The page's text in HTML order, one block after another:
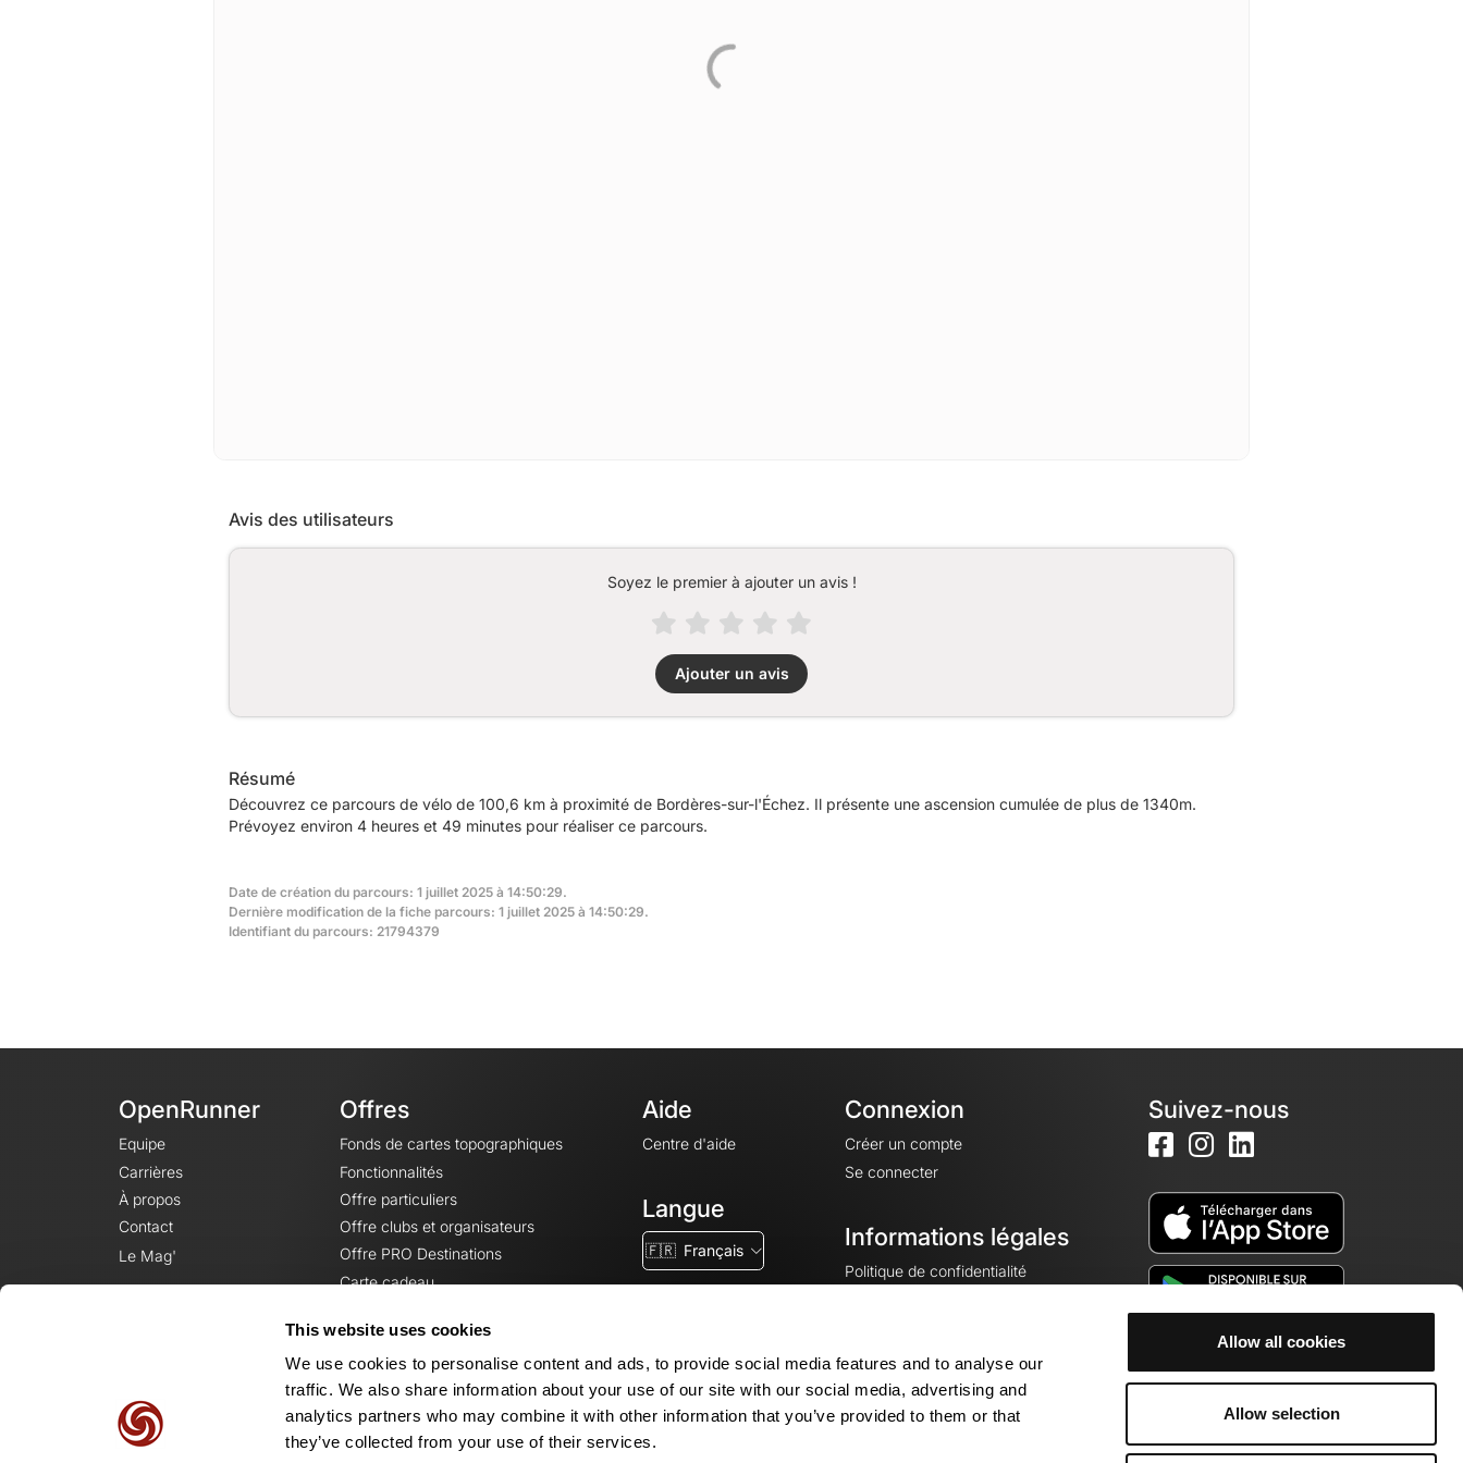
This website uses cookies
We use cookies to personalise content and ads, to provide social media features and to analyse our
traffic. We also share information about your use of our site with our social media, advertising and
analytics partners who may combine it with other information that you’ve provided to them or that
they’ve collected from your use of their services.
Allow all cookies
Allow selection
Avis des utilisateurs
Soyez le premier à ajouter un avis !
Ajouter un avis
Résumé
Découvrez ce parcours de vélo de 100,6 km à proximité de Bordères-sur-l'Échez. Il présente une ascension cumulée de plus de 1340m.
Prévoyez environ 4 heures et 49 minutes pour réaliser ce parcours.
Date de création du parcours: 1 juillet 2025 à 14:50:29.
Dernière modification de la fiche parcours: 1 juillet 2025 à 14:50:29.
Identifiant du parcours: 21794379
OpenRunner
Equipe
Carrières
À propos
Contact
Le Mag'
Offres
Fonds de cartes topographiques
Fonctionnalités
Offre particuliers
Offre clubs et organisateurs
Offre PRO Destinations
Carte cadeau
Aide
Centre d'aide
Langue
🇫🇷 Français
Connexion
Créer un compte
Se connecter
Informations légales
Politique de confidentialité
Mentions légales
Paramètres des cookies
Suivez-nous